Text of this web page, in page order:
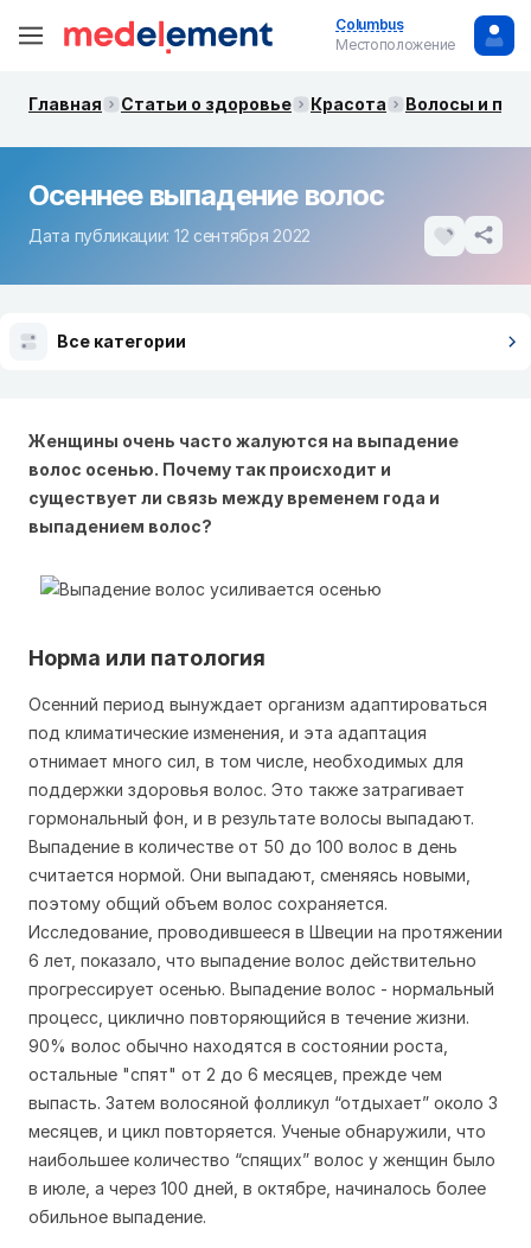
Columbus
Местоположение
Главная Статьи о здоровье Красота Волосы и
Осеннее выпадение волос
Дата публикации: 12 сентября 2022
Все категории
Женщины очень часто жалуются на выпадение
волос осенью. Почему так происходит и
существует ли связь между временем года и
выпадением волос?
Норма или патология
Осенний период вынуждает организм адаптироваться
под климатические изменения, и эта адаптация
отнимает много сил, в том числе, необходимых для
поддержки здоровья волос. Это также затрагивает
гормональный фон, и в результате волосы выпадают.
Выпадение в количестве от 50 до 100 волос в день
считается нормой. Они выпадают, сменяясь новыми,
поэтому общий объем волос сохраняется.
Исследование, проводившееся в Швеции на протяжении
6 лет, показало, что выпадение волос действительно
прогрессирует осенью. Выпадение волос - нормальный
процесс, циклично повторяющийся в течение жизни.
90% волос обычно находятся в состоянии роста,
остальные "спят" от 2 до 6 месяцев, прежде чем
выпасть. Затем волосяной фолликул “отдыхает” около 3
месяцев, и цикл повторяется. Ученые обнаружили, что
наибольшее количество “спящих” волос у женщин было
в июле, а через 100 дней, в октябре, начиналось более
обильное выпадение.